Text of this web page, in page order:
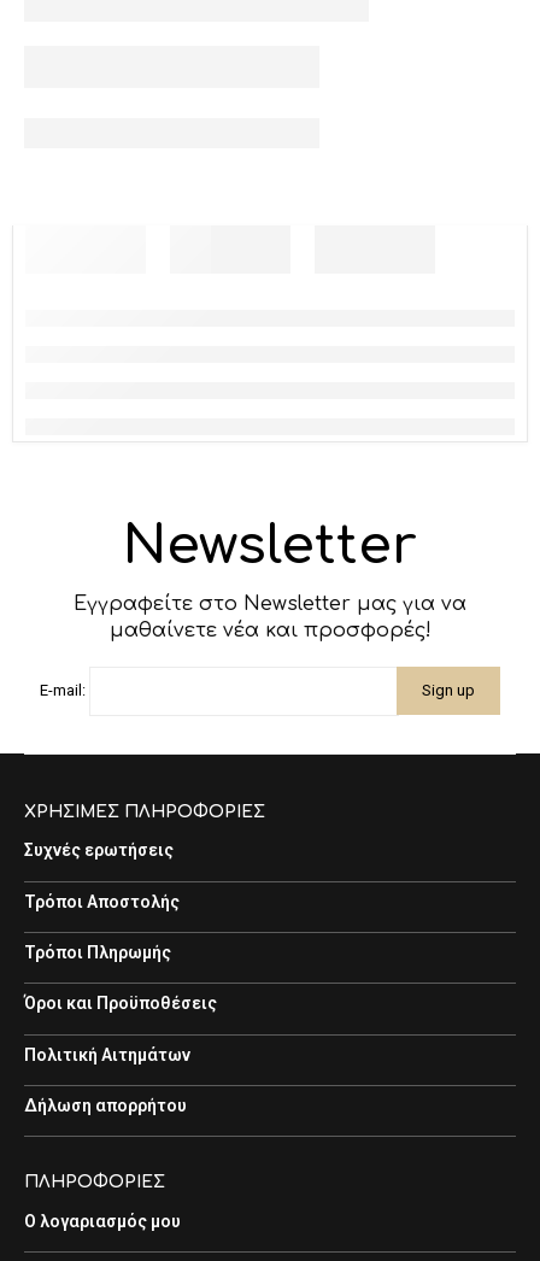
Newsletter
Εγγραφείτε στο Newsletter μας για να
μαθαίνετε νέα και προσφορές!
E-mail:
ΧΡΗΣΙΜΕΣ ΠΛΗΡΟΦΟΡΙΕΣ
Συχνές ερωτήσεις
Τρόποι Αποστολής
Τρόποι Πληρωμής
Όροι και Προϋποθέσεις
Πολιτική Αιτημάτων
Δήλωση απορρήτου
ΠΛΗΡΟΦΟΡΙΕΣ
Ο λογαριασμός μου